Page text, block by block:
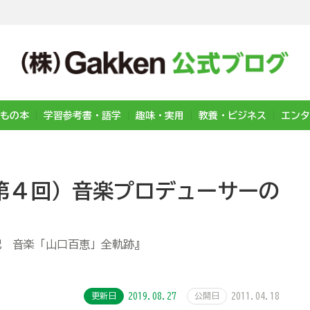
の本 学習参考書・語学 趣味・実用 教養・ビジネス エン
４回）音楽プロデューサーの
音楽「山口百恵」全軌跡』
更新日 2019.08.27 公開日 2011.04.18